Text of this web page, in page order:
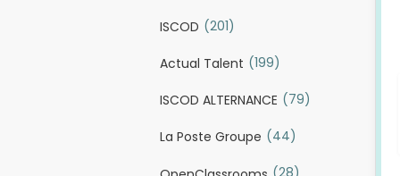
ISCOD (201)
Actual Talent (199)
ISCOD ALTERNANCE (79)
La Poste Groupe (44)